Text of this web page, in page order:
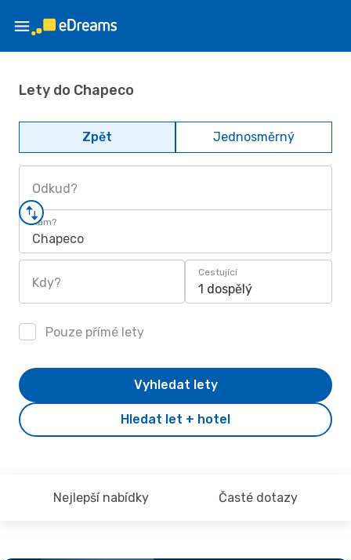
Lety do Chapeco
Zpět Jednosměrný
Odkud?
Kam?
Chapeco
Kdy?
Cestující
1 dospělý
Pouze přímé lety
Hledat let + hotel
Vyhledat lety
Nejlepší nabídky Časté dotazy